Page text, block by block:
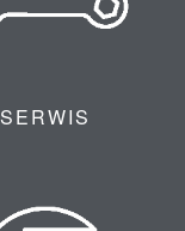
SERWIS